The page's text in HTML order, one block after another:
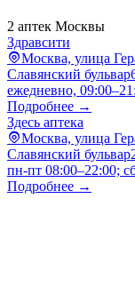
2 аптек Москвы
Здравсити
Москва, улица
Славянский бульвар
ежедневно,
Подробнее →
Здесь аптека
Москва, улица
Славянский бульвар
пн-пт 08:00–22:00;
Подробнее →